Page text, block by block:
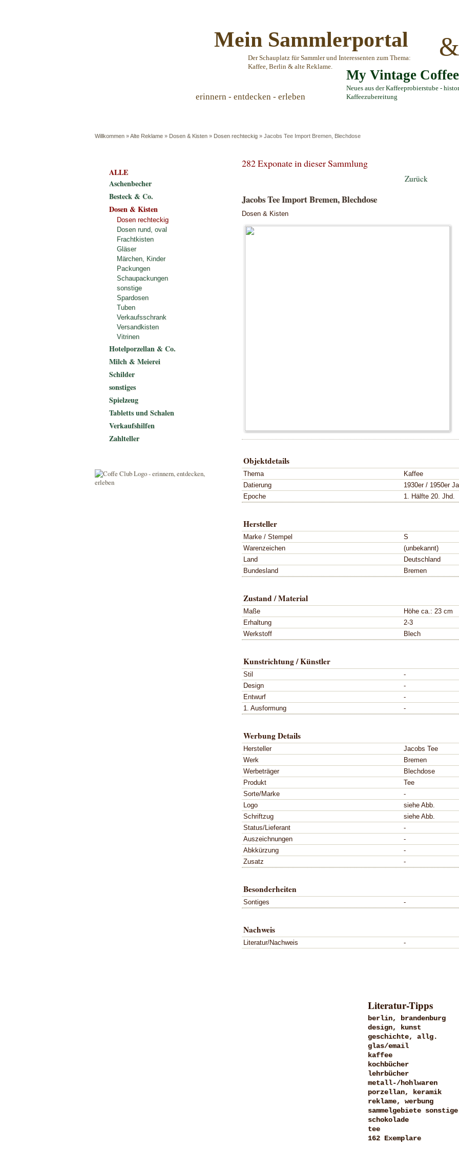
Mein Sammlerportal
Der Schauplatz für Sammler und Interessenten zum Thema:
Kaffee, Berlin & alte Reklame.
&
My Vintage
Neues aus der Kaffeeprobierstube -
Kaffeezubereitung
erinnern - entdecken - erleben
Willkommen »Alte Reklame » Dosen & Kisten » Dosen rechteckig » Jacobs Tee Import Bremen, Blechdose
282 Exponate in dieser Sammlung
Zurück
Jacobs Tee Import Bremen, Blechdose
Dosen & Kisten
Objektdetails
Thema
Kaffee
Datierung
1930er / 1950er
Epoche
1. Hälfte 20. Jhd.
Hersteller
Marke / Stempel
S
Warenzeichen
(unbekannt)
Land
Deutschland
Bundesland
Bremen
Zustand / Material
Maße
Höhe ca.: 23 cm
Erhaltung
2-3
Werkstoff
Blech
Kunstrichtung / Künstler
Stil
-
Design
-
Entwurf
-
1. Ausformung
-
Werbung Details
Hersteller
Jacobs Tee
Werk
Bremen
Werbeträger
Blechdose
Produkt
Tee
Sorte/Marke
-
Logo
siehe Abb.
Schriftzug
siehe Abb.
Status/Lieferant
-
Auszeichnungen
-
Abkkürzung
-
Zusatz
-
Besonderheiten
Sontiges -
Nachweis
Literatur/Nachweis -
ALLE
Aschenbecher
Besteck & Co.
Dosen & Kisten
Dosen rechteckig
Dosen rund, oval
Frachtkisten
Gläser
Märchen, Kinder
Packungen
Schaupackungen
sonstige
Spardosen
Tuben
Verkaufsschrank
Versandkisten
Vitrinen
Hotelporzellan & Co.
Milch & Meierei
Schilder
sonstiges
Spielzeug
Tabletts und Schalen
Verkaufshilfen
Zahlteller
Literatur-Tipps
berlin, brandenburg
design, kunst
geschichte, allg.
glas/email
kaffee
kochbücher
lehrbücher
metall-/hohlwaren
porzellan, keramik
reklame, werbung
sammelgebiete sonstige
schokolade
tee
162 Exemplare